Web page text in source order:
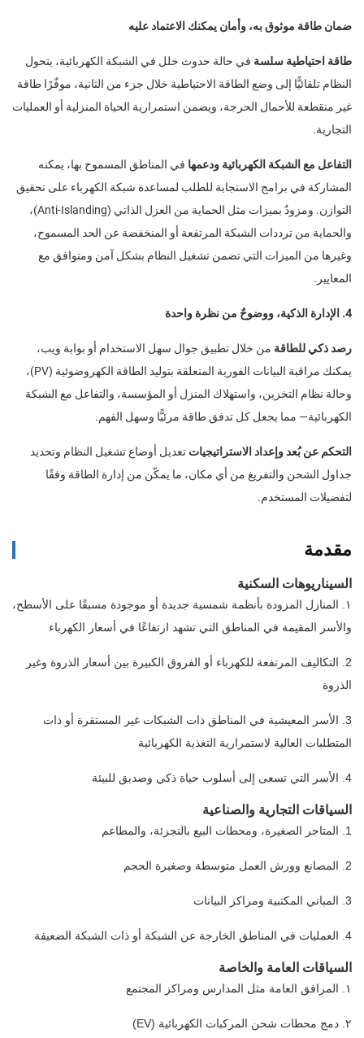
ضمان طاقة موثوق به، وأمان يمكنك الاعتماد عليه
طاقة احتياطية سلسة في حالة حدوث خلل في الشبكة الكهربائية، يتحول
النظام تلقائيًّا إلى وضع الطاقة الاحتياطية خلال جزء من الثانية، موفّرًا طاقة
غير منقطعة للأحمال الحرجة، ويضمن استمرارية الحياة المنزلية أو العمليات
التجارية.
التفاعل مع الشبكة الكهربائية ودعمها في المناطق المسموح بها، يمكنه
المشاركة في برامج الاستجابة للطلب لمساعدة شبكة الكهرباء على تحقيق
التوازن. ومزودٌ بميزات مثل الحماية من العزل الذاتي (Anti-Islanding)،
والحماية من ترددات الشبكة المرتفعة أو المنخفضة عن الحد المسموح،
وغيرها من الميزات التي تضمن تشغيل النظام بشكل آمن ومتوافق مع
المعايير.
4. الإدارة الذكية، ووضوحٌ من نظرة واحدة
رصد ذكي للطاقة من خلال تطبيق جوال سهل الاستخدام أو بوابة ويب،
يمكنك مراقبة البيانات الفورية المتعلقة بتوليد الطاقة الكهروضوئية (PV)،
وحالة نظام التخزين، واستهلاك المنزل أو المؤسسة، والتفاعل مع الشبكة
الكهربائية— مما يجعل كل تدفق طاقة مرئيًّا وسهل الفهم.
التحكم عن بُعد وإعداد الاستراتيجيات تعديل أوضاع تشغيل النظام وتحديد
جداول الشحن والتفريغ من أي مكان، ما يمكّن من إدارة الطاقة وفقًا
لتفضيلات المستخدم.
مقدمة
السيناريوهات السكنية
١. المنازل المزودة بأنظمة شمسية جديدة أو موجودة مسبقًا على الأسطح،
والأسر المقيمة في المناطق التي تشهد ارتفاعًا في أسعار الكهرباء
2. التكاليف المرتفعة للكهرباء أو الفروق الكبيرة بين أسعار الذروة وغير
الذروة
3. الأسر المعيشية في المناطق ذات الشبكات غير المستقرة أو ذات
المتطلبات العالية لاستمرارية التغذية الكهربائية
4. الأسر التي تسعى إلى أسلوب حياة ذكي وصديق للبيئة
السياقات التجارية والصناعية
1. المتاجر الصغيرة، ومحطات البيع بالتجزئة، والمطاعم
2. المصانع وورش العمل متوسطة وصغيرة الحجم
3. المباني المكتبية ومراكز البيانات
4. العمليات في المناطق الخارجة عن الشبكة أو ذات الشبكة الضعيفة
السياقات العامة والخاصة
١. المرافق العامة مثل المدارس ومراكز المجتمع
٢. دمج محطات شحن المركبات الكهربائية (EV)